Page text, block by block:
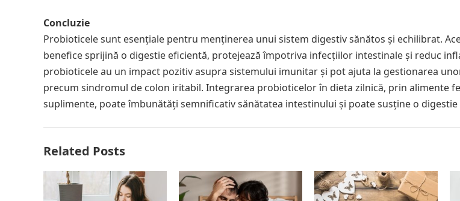
Concluzie
Probioticele sunt esențiale pentru menținerea unui sistem digestiv sănătos și echilibrat.
benefice sprijină o digestie eficientă, protejează împotriva infecțiilor intestinale și reduc
probioticele au un impact pozitiv asupra sistemului imunitar și pot ajuta la gestionarea
precum sindromul de colon iritabil. Integrarea probioticelor în dieta zilnică, prin alimente
suplimente, poate îmbunătăți semnificativ sănătatea intestinului și poate susține o
Related Posts